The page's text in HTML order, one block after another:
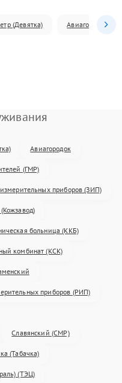
(Девятка) Авиагородок
Авиагородок
(ГМР)
приборов (ЗИП)
больница (ККБ)
комбинат (КСК)
приборов (РИП)
Славянский (СМР)
(Табачка)
(ТЭЦ)